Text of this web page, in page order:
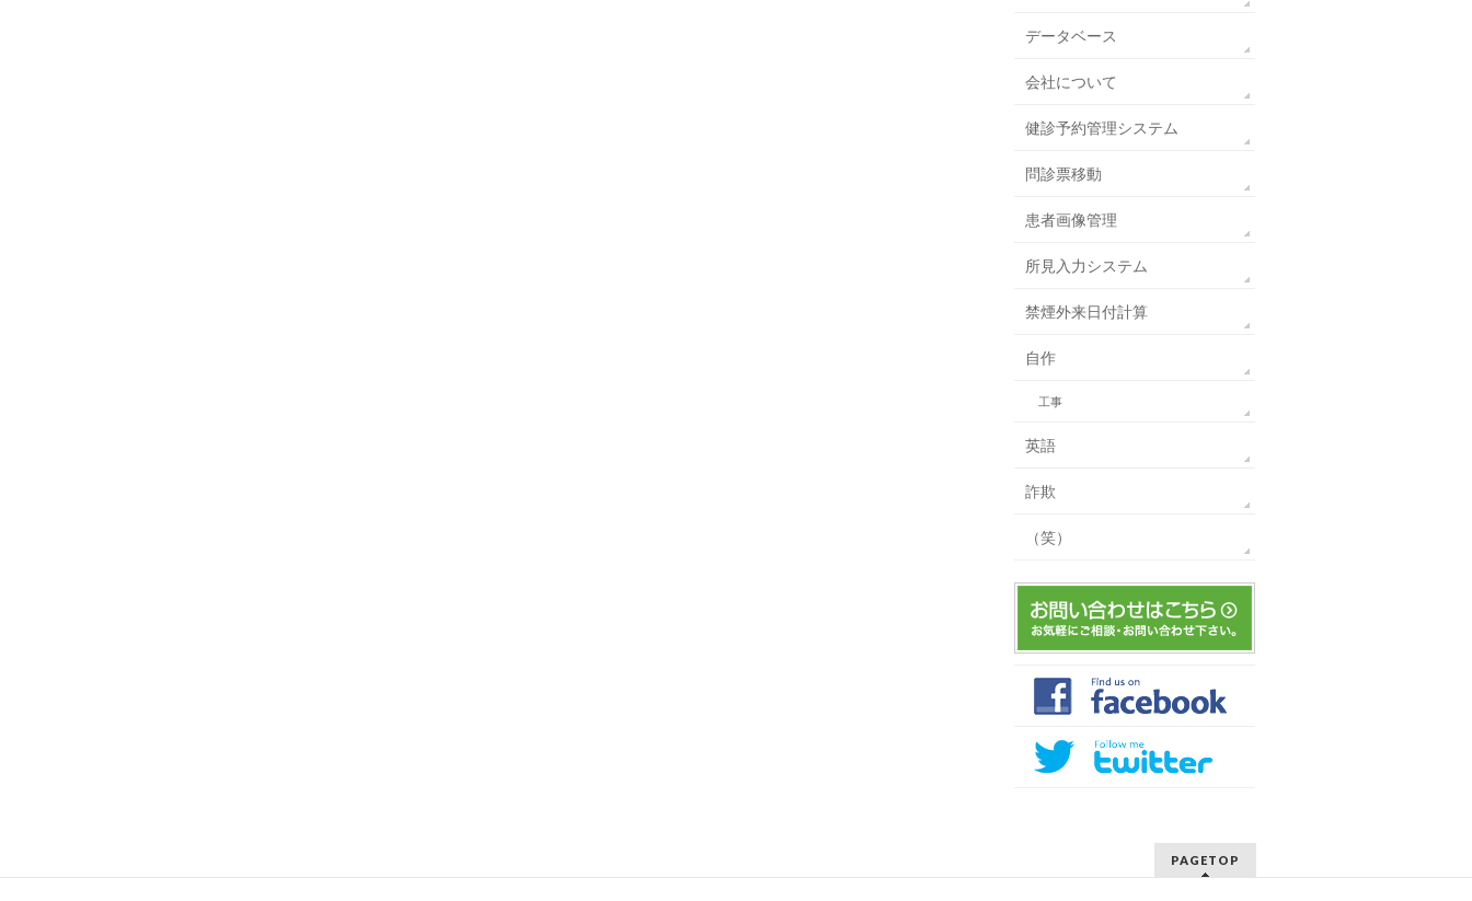
データベース
会社について
健診予約管理システム
問診票移動
患者画像管理
所見入力システム
禁煙外来日付計算
自作
工事
英語
詐欺
（笑）
PAGETOP